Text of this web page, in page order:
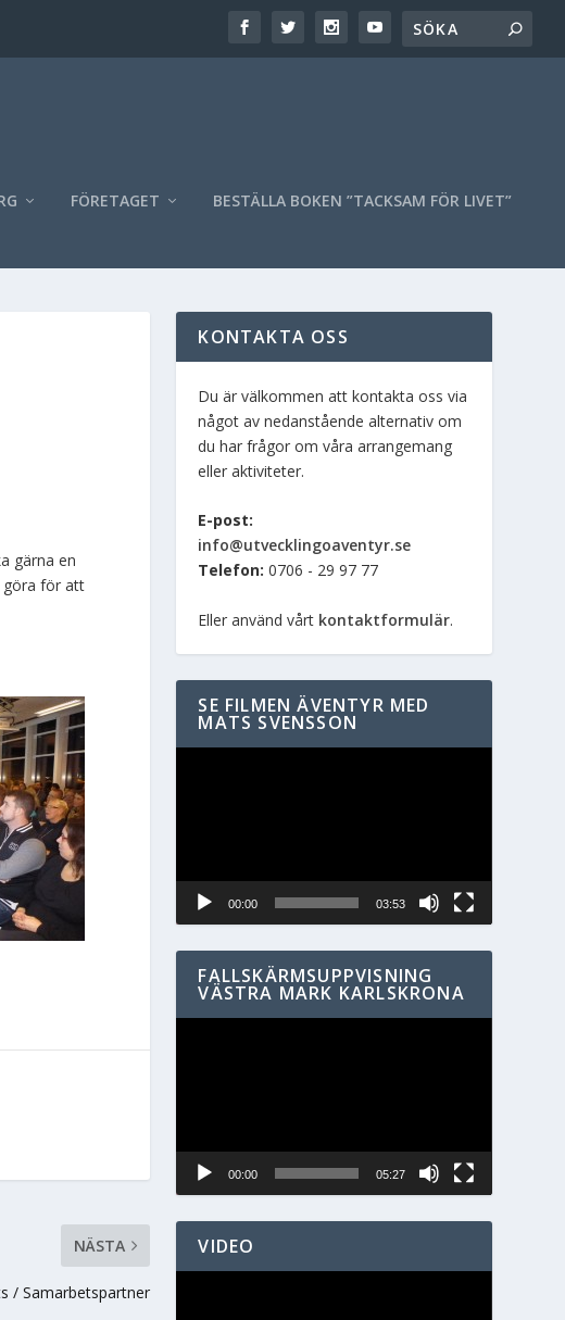
FÖRETAGET BESTÄLLA BOKEN ”TACKSAM FÖR LIVET”
gärna en
göra för att
NÄSTA
/ Samarbetspartner
KONTAKTA OSS
Du är välkommen att kontakta oss via
något av nedanstående alternativ om
du har frågor om våra arrangemang
eller aktiviteter.
E-post:
info@utvecklingoaventyr.se
Telefon: 0706 - 29 97 77
Eller använd vårt kontaktformulär.
SE FILMEN ÄVENTYR MED
MATS SVENSSON
00:00 03:53
FALLSKÄRMSUPPVISNING
VÄSTRA MARK KARLSKRONA
00:00 05:27
VIDEO